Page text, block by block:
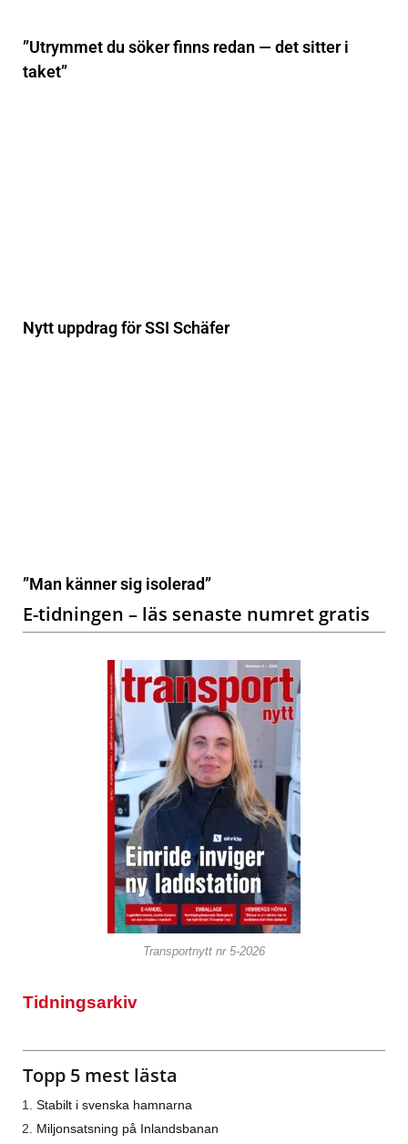
”Utrymmet du söker finns redan — det sitter i
taket”
Nytt uppdrag för SSI Schäfer
”Man känner sig isolerad”
E-tidningen – läs senaste numret gratis
Transportnytt nr 5-2026
Tidningsarkiv
Topp 5 mest lästa
Stabilt i svenska hamnarna
Miljonsatsning på Inlandsbanan